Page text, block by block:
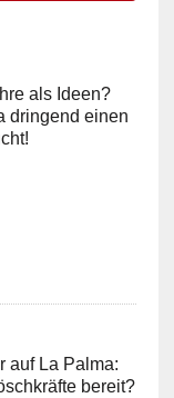
als Ideen?
dringend einen
auf La Palma:
bereit?